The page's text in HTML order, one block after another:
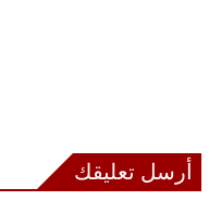
أرسل تعليقك